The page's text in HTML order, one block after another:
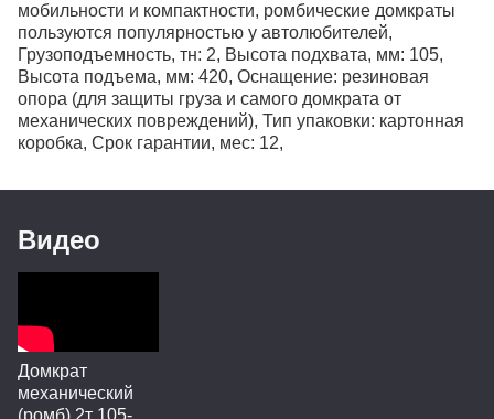
мобильности и компактности, ромбические домкраты
пользуются популярностью у автолюбителей,
Грузоподъемность, тн: 2, Высота подхвата, мм: 105,
Высота подъема, мм: 420, Оснащение: резиновая
опора (для защиты груза и самого домкрата от
механических повреждений), Тип упаковки: картонная
коробка, Срок гарантии, мес: 12,
Видео
Домкрат
механический
(ромб) 2т 105-